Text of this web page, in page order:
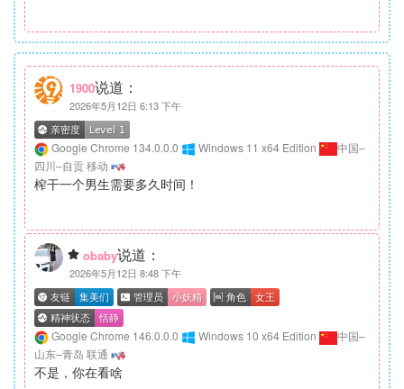
1900说道：
2026年5月12日 6:13 下午
Google Chrome 134.0.0.0 Windows 11 x64 Edition
中国–
四川–自贡 移动
榨干一个男生需要多久时间！
obaby说道：
2026年5月12日 8:48 下午
Google Chrome 146.0.0.0 Windows 10 x64 Edition
中国–
山东–青岛 联通
不是，你在看啥